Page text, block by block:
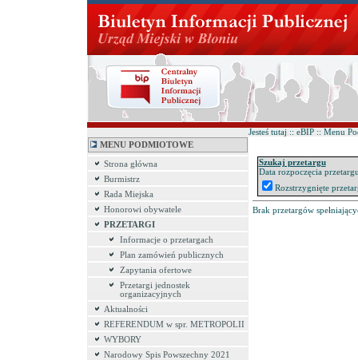
MENU PODMIOTOWE
Strona główna
Burmistrz
Rada Miejska
Honorowi obywatele
PRZETARGI
Informacje o przetargach
Plan zamówień publicznych
Zapytania ofertowe
Przetargi jednostek
organizacyjnych
Aktualności
REFERENDUM w spr. METROPOLII
WYBORY
Narodowy Spis Powszechny 2021
Jesteś tutaj :: eBIP :: Menu
Szukaj przetargu
Data rozpoczęcia
Rozstrzygnięte
Brak przetargów